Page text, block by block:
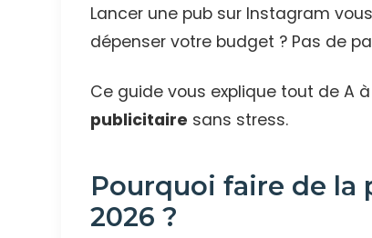
Lancer une pub sur Instagram
dépenser votre budget ? Pas de
Ce guide vous explique tout de A
publicitaire sans stress.
Pourquoi faire de la
2026 ?